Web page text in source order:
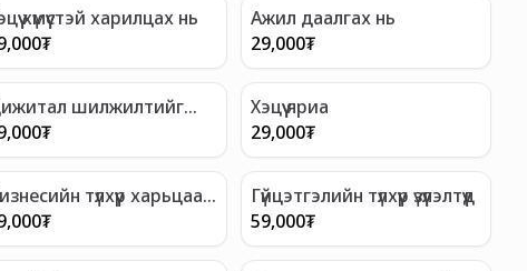
хүмүүстэй харилцах нь
₮
Ажил даалгах нь
29,000₮
шилжилтийг
₮
Хэцүү яриа
29,000₮
түлхүүр харьцаан​
₮
Гүйцэтгэлийн түлхүүр үзүүлэлтүүд
59,000₮